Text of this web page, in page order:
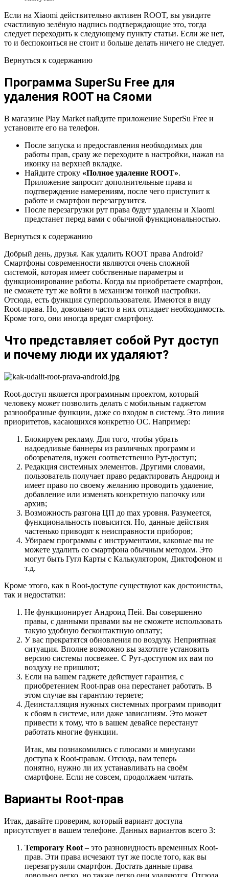
Если на Xiaomi действительно активен ROOT, вы увидите
счастливую зелёную надпись подтверждающие это, тогда
следует переходить к следующему пункту статьи. Если же нет,
то и беспокоиться не стоит и больше делать ничего не следует.
Вернуться к содержанию
Программа SuperSu Free для
удаления ROOT на Сяоми
В магазине Play Market найдите приложение SuperSu Free и
установите его на телефон.
После запуска и предоставления необходимых для
работы прав, сразу же переходите в настройки, нажав на
иконку на верхней вкладке.
Найдите строку «Полное удаление ROOT».
Приложение запросит дополнительные права и
подтверждение намерениям, после чего приступит к
работе и смартфон перезагрузится.
После перезагрузки рут права будут удалены и Xiaomi
предстанет перед вами с обычной функциональностью.
Вернуться к содержанию
Добрый день, друзья. Как удалить ROOT права Android?
Смартфоны современности являются очень сложной
системой, которая имеет собственные параметры и
функционирование работы. Когда вы приобретаете смартфон,
не сможете тут же войти в механизм тонкой настройки.
Отсюда, есть функция суперпользователя. Имеются в виду
Root-права. Но, довольно часто в них отпадает необходимость.
Кроме того, они иногда вредят смартфону.
Что представляет собой Рут доступ
и почему люди их удаляют?
Root-доступ является программным проектом, который
человеку может позволить делать с мобильным гаджетом
разнообразные функции, даже со входом в систему. Это линия
приоритетов, касающихся конкретно ОС. Например:
Блокируем рекламу. Для того, чтобы убрать
надоедливые баннеры из различных программ и
обозревателя, нужен соответственно Рут-доступ;
Редакция системных элементов. Другими словами,
пользователь получает право редактировать Андроид и
имеет право по своему желанию проводить удаление,
добавление или изменять конкретную папочку или
архив;
Возможность разгона ЦП до max уровня. Разумеется,
функциональность повысится. Но, данные действия
частенько приводят к неисправности приборов;
Убираем программы с инструментами, каковые вы не
можете удалить со смартфона обычным методом. Это
могут быть Гугл Карты с Калькулятором, Диктофоном и
т.д.
Кроме этого, как в Root-доступе существуют как достоинства,
так и недостатки:
Не функционирует Андроид Пей. Вы совершенно
правы, с данными правами вы не сможете использовать
такую удобную бесконтактную оплату;
У вас прекратятся обновления по воздуху. Неприятная
ситуация. Вполне возможно вы захотите установить
версию системы посвежее. С Рут-доступом их вам по
воздуху не пришлют;
Если на вашем гаджете действует гарантия, с
приобретением Root-прав она перестанет работать. В
этом случае вы гарантию теряете;
Деинсталляция нужных системных программ приводит
к сбоям в системе, или даже зависаниям. Это может
привести к тому, что в вашем девайсе перестанут
работать многие функции.
Итак, мы познакомились с плюсами и минусами
доступа к Root-правам. Отсюда, вам теперь
понятно, нужно ли их устанавливать на своём
смартфоне. Если не совсем, продолжаем читать.
Варианты Root-прав
Итак, давайте проверим, который вариант доступа
присутствует в вашем телефоне. Данных вариантов всего 3:
Temporary Root – это разновидность временных Root-
прав. Эти права исчезают тут же после того, как вы
перезагрузили смартфон. Достать данные права
довольно легко, но также легко они удаляются. Отсюда,